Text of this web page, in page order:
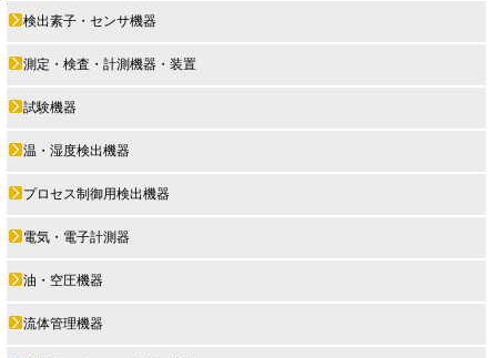
検出素子・センサ機器
測定・検査・計測機器・装置
試験機器
温・湿度検出機器
プロセス制御用検出機器
電気・電子計測器
油・空圧機器
流体管理機器